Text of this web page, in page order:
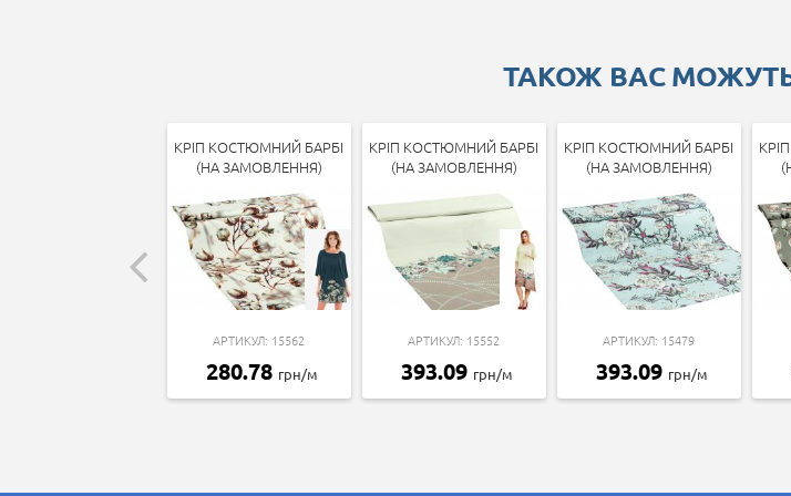
ТАКОЖ ВАС
КРІП КОСТЮМНИЙ БАРБІ
(НА ЗАМОВЛЕННЯ)
АРТИКУЛ: 15562
280.78 грн/м
КРІП КОСТЮМНИЙ БАРБІ
(НА ЗАМОВЛЕННЯ)
АРТИКУЛ: 15552
393.09 грн/м
КРІП КОСТЮМНИЙ БАРБІ
(НА ЗАМОВЛЕННЯ)
АРТИКУЛ: 15479
393.09 грн/м